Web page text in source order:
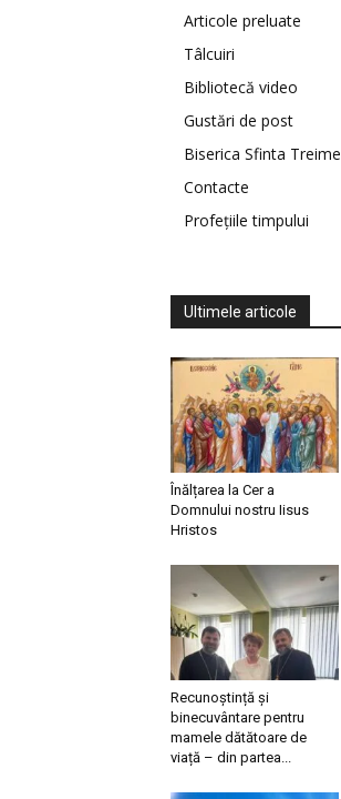
Articole preluate
Tâlcuiri
Bibliotecă video
Gustări de post
Biserica Sfinta Treime
Contacte
Profețiile timpului
Ultimele articole
Înălțarea la Cer a
Domnului nostru Iisus
Hristos
Recunoștință și
binecuvântare pentru
mamele dătătoare de
viață – din partea...